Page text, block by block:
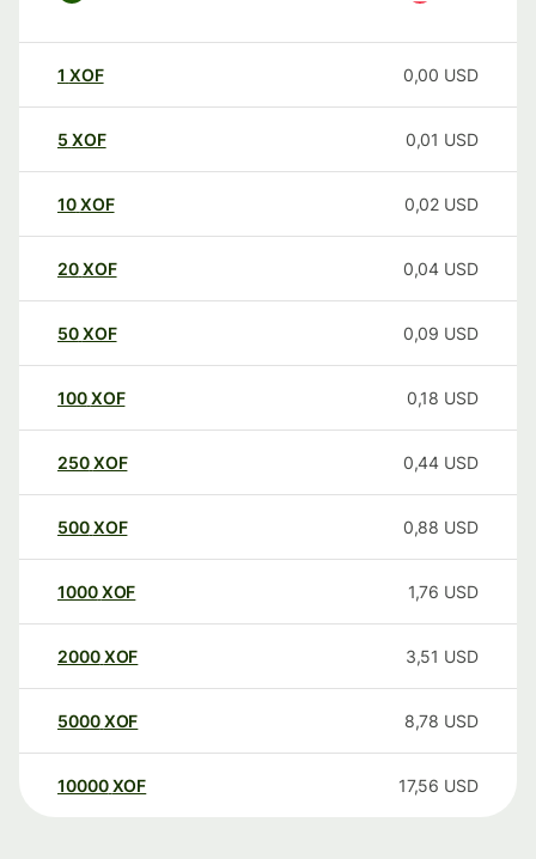
1 XOF 0,00 USD
5 XOF 0,01 USD
10XOF 0,02 USD
20XOF 0,04 USD
50XOF 0,09 USD
100XOF 0,18 USD
250XOF 0,44 USD
500XOF 0,88 USD
1000XOF 1,76 USD
2000XOF 3,51 USD
5000XOF 8,78 USD
10000 XOF 17,56 USD